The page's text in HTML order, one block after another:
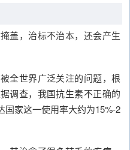
盖，治标不治本，还会产生
全世界广泛关注的问题，根
调查，我国抗生素不正确的
国家这一使用率大约为15%-2